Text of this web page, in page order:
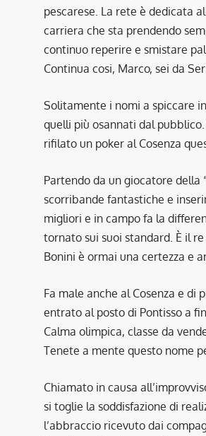
pescarese. La rete è dedicata
carriera che sta prendendo
continuo reperire e smistare
Continua cosi, Marco, sei da
Solitamente i nomi a spiccare
quelli più osannati dal
rifilato un poker al Cosenza
Partendo da un giocatore della
scorribande fantastiche e
migliori e in campo fa la
tornato sui suoi standard. È il
Bonini è ormai una certezza e
Fa male anche al Cosenza e di
entrato al posto di Pontisso a
Calma olimpica, classe da
Tenete a mente questo nome
Chiamato in causa
si toglie la soddisfazione di
l’abbraccio ricevuto dai